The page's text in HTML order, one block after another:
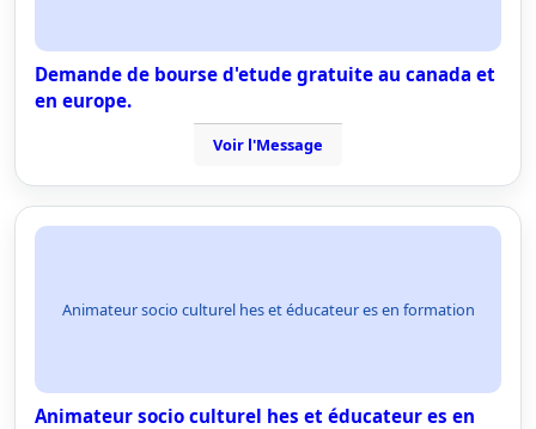
Demande de bourse d'etude gratuite au canada et
en europe.
Voir l'Message
Animateur socio culturel hes et éducateur es en formation
Animateur socio culturel hes et éducateur es en